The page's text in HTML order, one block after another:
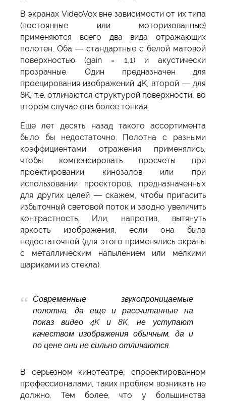
В экранах VidеoVox вне зависимости от их типа
(постоянные или моторизованные)
применяются всего два вида отражающих
полотен. Оба — стандартные с белой матовой
поверхностью (gain = 1,1) и акустически
прозрачные. Один предназначен для
проецирования изображений 4K, второй — для
8K, т.е. отличаются структурой поверхности, во
втором случае она более тонкая.
Еще лет десять назад такого ассортимента
было бы недостаточно. Полотна с разными
коэффициентами отражения применялись,
чтобы компенсировать просчеты при
проектировании кинозалов или при
использовании проекторов, предназначенных
для других целей — скажем, чтобы пригасить
избыточный световой поток и заодно увеличить
контрастность. Или, напротив, вытянуть
яркость изображения, если она была
недостаточной (для этого применялись экраны
с металлическим напылением или мелкими
шариками из стекла).
Современные звукопроницаемые
полотна, да еще и рассчитанные на
показ видео 4K и 8K, не уступают
качеством изображения обычным, да и
по цене они не сильно отличаются.
В серьезном кинотеатре, спроектированном
профессионалами, таких проблем возникать не
должно. Тем более, что у большинства